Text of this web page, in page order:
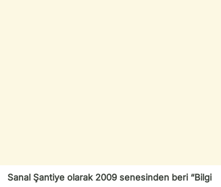
Sanal Şantiye olarak 2009 senesinden beri “Bilgi